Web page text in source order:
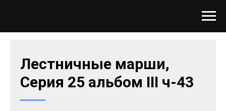
Лестничные марши,
Серия 25 альбом III ч-43